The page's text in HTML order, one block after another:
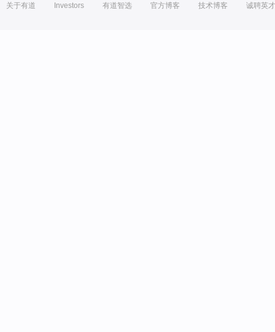
关于有道 Investors 有道智选 官方博客 技术博客 诚聘英才